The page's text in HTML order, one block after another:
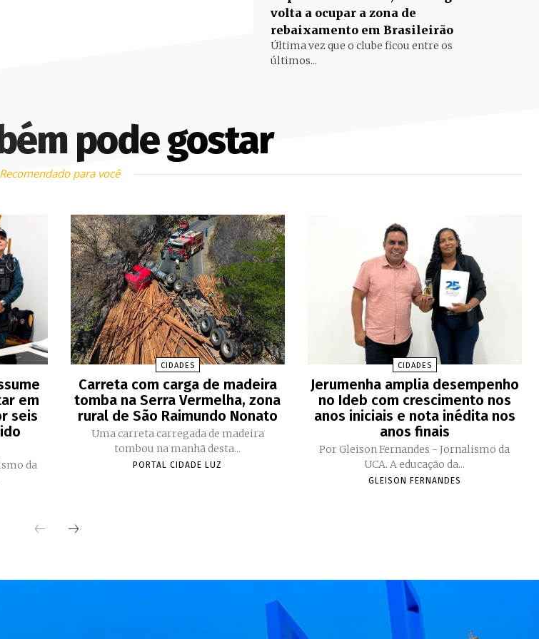
volta a ocupar a zona de
rebaixamento em Brasileirão
Última vez que o clube ficou entre os
últimos...
pode gostar
Recomendado para você
em
seis
da
CIDADES
Carreta com carga de madeira
tomba na Serra Vermelha, zona
rural de São Raimundo Nonato
Uma carreta carregada de madeira
tombou na manhã desta...
PORTAL CIDADE LUZ
CIDADES
Jerumenha amplia desempenho
no Ideb com crescimento nos
anos iniciais e nota inédita nos
anos finais
Por Gleison Fernandes - Jornalismo da
UCA. A educação da...
GLEISON FERNANDES